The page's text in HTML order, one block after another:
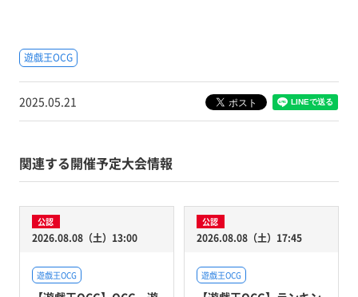
遊戯王OCG
2025.05.21
関連する開催予定大会情報
公認
2026.08.08（土）13:00
遊戯王OCG
公認
2026.08.08（土）17:45
遊戯王OCG